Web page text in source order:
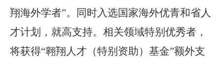
翔海外学者”。同时入选国家海外优青和省人
才计划，就高支持。 相关领域特别优秀者，
将获得“翱翔人才（特别资助）基金”额外支